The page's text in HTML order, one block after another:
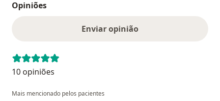
Opiniões
Enviar opinião
10 opiniões
Mais mencionado pelos pacientes